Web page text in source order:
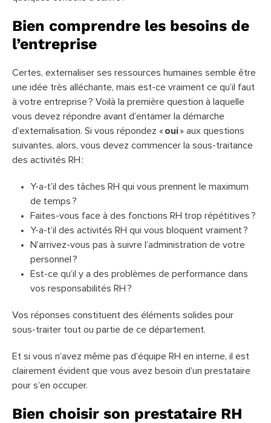
Bien comprendre les besoins de
l’entreprise
Certes, externaliser ses ressources humaines semble être
une idée très alléchante, mais est-ce vraiment ce qu’il faut
à votre entreprise ? Voilà la première question à laquelle
vous devez répondre avant d’entamer la démarche
d’externalisation. Si vous répondez «oui» aux questions
suivantes, alors, vous devez commencer la sous-traitance
des activités RH :
Y-a-t’il des tâches RH qui vous prennent le maximum
de temps ?
Faites-vous face à des fonctions RH trop répétitives ?
Y-a-t’il des activités RH qui vous bloquent vraiment ?
N’arrivez-vous pas à suivre l’administration de votre
personnel ?
Est-ce qu’il y a des problèmes de performance dans
vos responsabilités RH ?
Vos réponses constituent des éléments solides pour
sous-traiter tout ou partie de ce département.
Et si vous n’avez même pas d’équipe RH en interne, il est
clairement évident que vous avez besoin d’un prestataire
pour s’en occuper.
Bien choisir son prestataire RH